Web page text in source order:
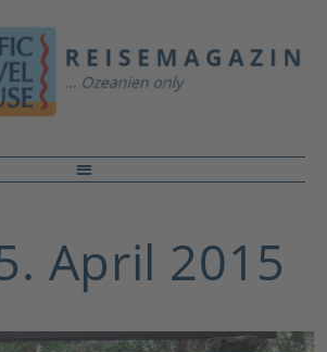
April 2015